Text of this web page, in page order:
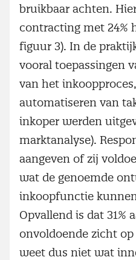
bruikbaar achten.
contracting met 24%
figuur 3). In de
vooral toepassingen
van het
automatiseren van
inkoper werden
marktanalyse).
aangeven of zij
wat de genoemde
inkoopfunctie
Opvallend is dat 31%
onvoldoende zicht
weet dus niet wat